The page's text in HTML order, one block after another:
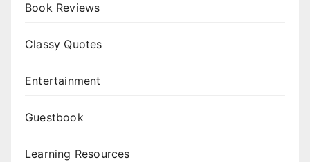
Book Reviews
Classy Quotes
Entertainment
Guestbook
Learning Resources